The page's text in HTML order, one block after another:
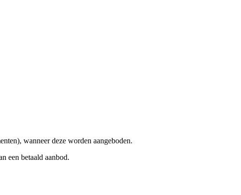
wanneer deze worden aangeboden.
een betaald aanbod.